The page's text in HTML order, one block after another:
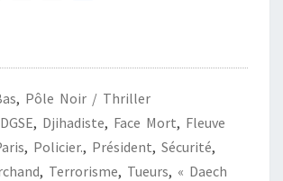
A
p
p
i
n
k
g
e
r
, Pôle Noir / Thriller
DGSE, Djihadiste, Face Mort, Fleuve
, Policier., Président, Sécurité,
, Terrorisme, Tueurs, « Daech